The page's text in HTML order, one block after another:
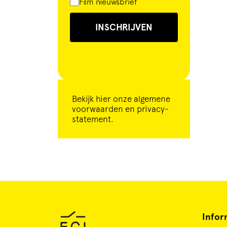
INSCHRIJVEN
Bekijk hier onze algemene
voorwaarden en privacy-
statement.